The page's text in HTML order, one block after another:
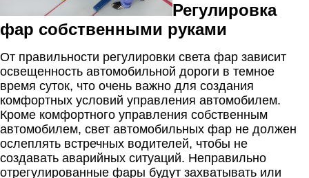
Регулировка
фар собственными руками
От правильности регулировки света фар зависит
освещенность автомобильной дороги в темное
время суток, что очень важно для создания
комфортных условий управления автомобилем.
Кроме комфортного управления собственным
автомобилем, свет автомобильных фар не должен
ослеплять встречных водителей, чтобы не
создавать аварийных ситуаций. Неправильно
отрегулированные фары будут захватывать или